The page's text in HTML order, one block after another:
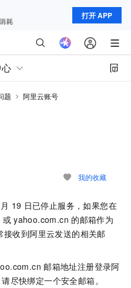
打开 APP
题
阿里云账号
我的收藏
月 19 日已停止服务，如果您在
或 yahoo.com.cn 的邮箱作为
收到阿里云发送的相关邮
邮箱地址注册登录阿
尽快绑定一个安全邮箱。